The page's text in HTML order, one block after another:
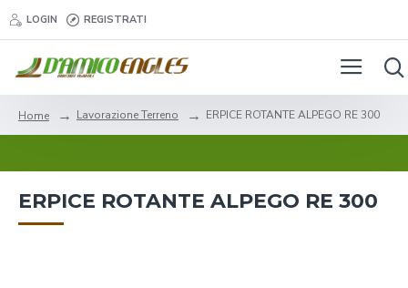
LOGIN REGISTRATI
Home Lavorazione Terreno ERPICE ROTANTE ALPEGO RE 300
ERPICE ROTANTE ALPEGO RE 300